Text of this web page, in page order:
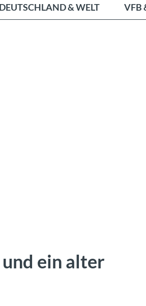
DEUTSCHLAND & WELT VFB
ein alter